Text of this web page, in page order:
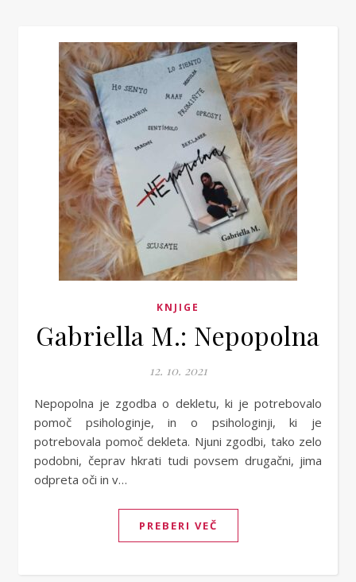
KNJIGE
Gabriella M.: Nepopolna
12. 10. 2021
Nepopolna je zgodba o dekletu, ki je potrebovalo
pomoč psihologinje, in o psihologinji, ki je
potrebovala pomoč dekleta. Njuni zgodbi, tako zelo
podobni, čeprav hkrati tudi povsem drugačni, jima
odpreta oči in v…
PREBERI VEČ